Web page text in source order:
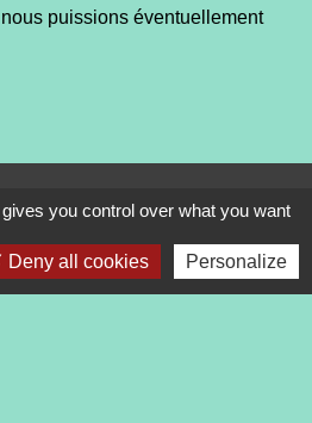
puissions éventuellement
Contacts
place du Bourg
- FRANCE
you control over what you want
Deny all cookies Personalize